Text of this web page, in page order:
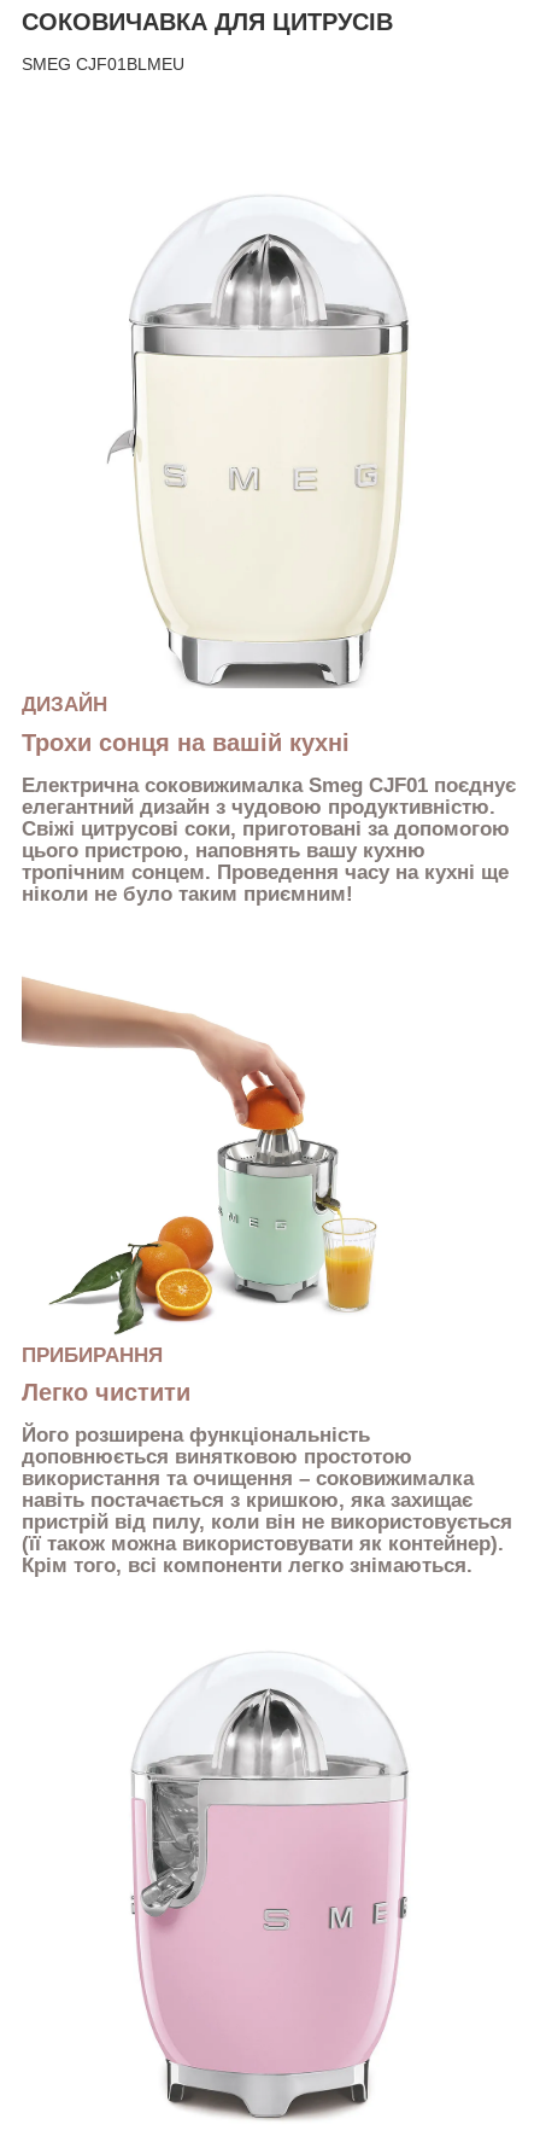
СОКОВИЧАВКА ДЛЯ ЦИТРУСІВ
SMEG CJF01BLMEU
ДИЗАЙН
Трохи сонця на вашій кухні
Електрична соковижималка Smeg CJF01 поєднує
елегантний дизайн з чудовою продуктивністю.
Свіжі цитрусові соки, приготовані за допомогою
цього пристрою, наповнять вашу кухню
тропічним сонцем. Проведення часу на кухні ще
ніколи не було таким приємним!
ПРИБИРАННЯ
Легко чистити
Його розширена функціональність
доповнюється винятковою простотою
використання та очищення – соковижималка
навіть постачається з кришкою, яка захищає
пристрій від пилу, коли він не використовується
(її також можна використовувати як контейнер).
Крім того, всі компоненти легко знімаються.